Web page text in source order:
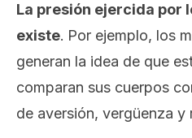
La presión ejercida por
existe. Por ejemplo, los
generan la idea de que
comparan sus cuerpos
de aversión, vergüenza y